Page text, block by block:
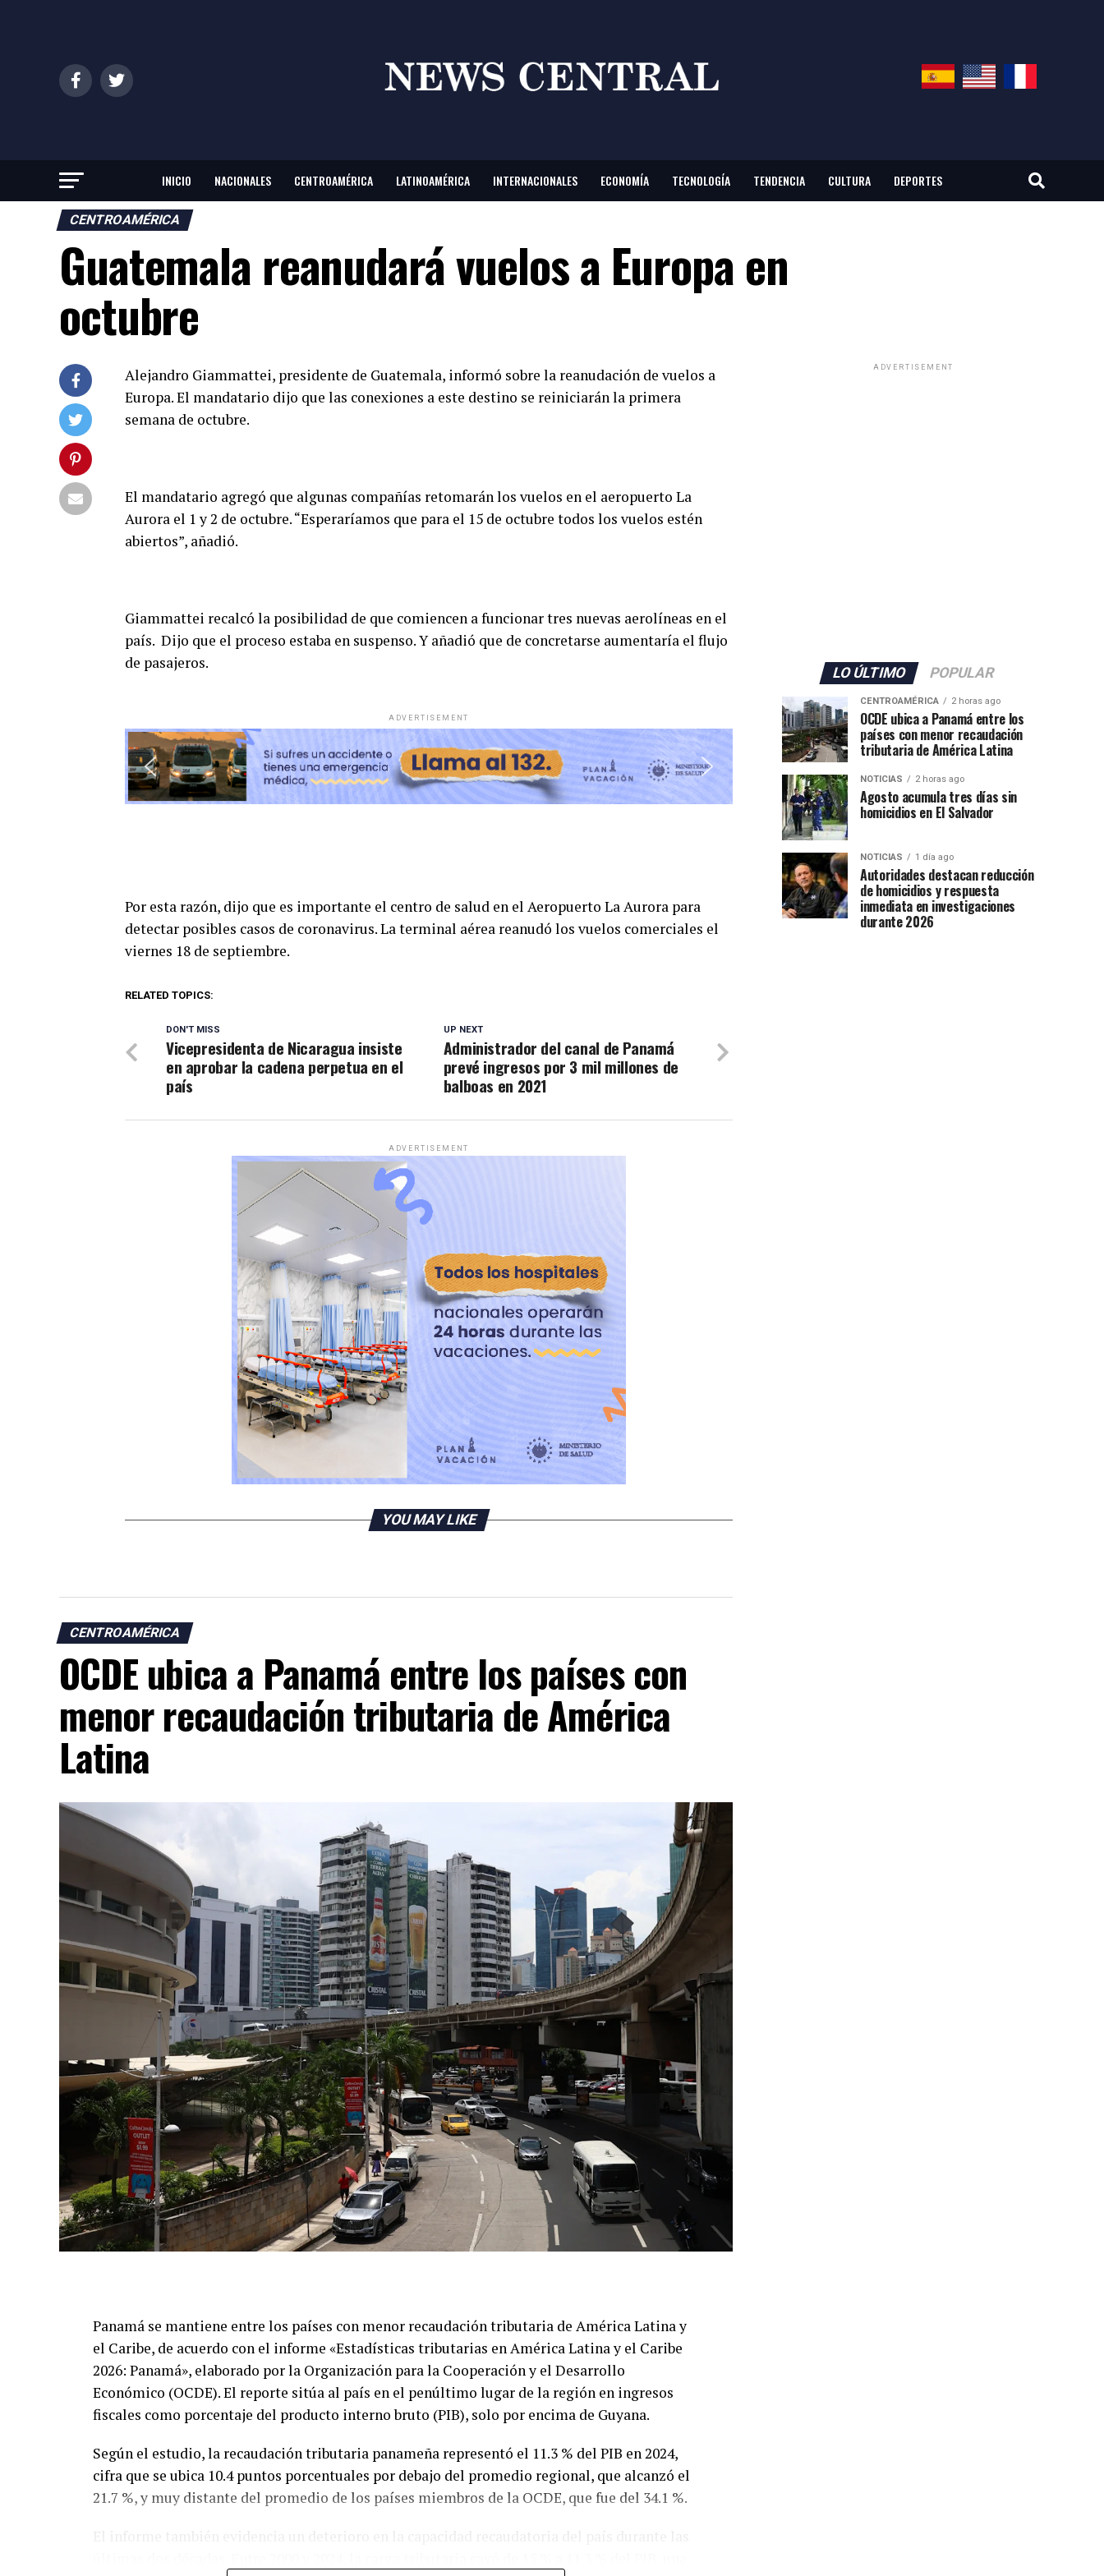
INICIO NACIONALES CENTROAMÉRICA LATINOAMÉRICA INTERNACIONALES ECONOMÍA TECNOLOGÍA TENDENCIA CULTURA DEPORTES
CENTROAMÉRICA
Guatemala reanudará vuelos a Europa en
octubre
Alejandro Giammattei, presidente de Guatemala, informó sobre la reanudación de vuelos a
Europa. El mandatario dijo que las conexiones a este destino se reiniciarán la primera
semana de octubre.
El mandatario agregó que algunas compañías retomarán los vuelos en el aeropuerto La
Aurora el 1 y 2 de octubre. “Esperaríamos que para el 15 de octubre todos los vuelos estén
abiertos”, añadió.
Giammattei recalcó la posibilidad de que comiencen a funcionar tres nuevas aerolíneas en el
país. Dijo que el proceso estaba en suspenso. Y añadió que de concretarse aumentaría el flujo
de pasajeros.
ADVERTISEMENT
Por esta razón, dijo que es importante el centro de salud en el Aeropuerto La Aurora para
detectar posibles casos de coronavirus. La terminal aérea reanudó los vuelos comerciales el
viernes 18 de septiembre.
RELATED TOPICS:
UP NEXT
Administrador del canal de Panamá
prevé ingresos por 3 mil millones de
balboas en 2021
DON'T MISS
Vicepresidenta de Nicaragua insiste
en aprobar la cadena perpetua en el
país
ADVERTISEMENT
YOU MAY LIKE
CENTROAMÉRICA
OCDE ubica a Panamá entre los países con
menor recaudación tributaria de América
Latina
Panamá se mantiene entre los países con menor recaudación tributaria de América Latina y
el Caribe, de acuerdo con el informe «Estadísticas tributarias en América Latina y el Caribe
2026: Panamá», elaborado por la Organización para la Cooperación y el Desarrollo
Económico (OCDE). El reporte sitúa al país en el penúltimo lugar de la región en ingresos
fiscales como porcentaje del producto interno bruto (PIB), solo por encima de Guyana.
Según el estudio, la recaudación tributaria panameña representó el 11.3 % del PIB en 2024,
cifra que se ubica 10.4 puntos porcentuales por debajo del promedio regional, que alcanzó el
21.7 %, y muy distante del promedio de los países miembros de la OCDE, que fue del 34.1 %.
ADVERTISEMENT
LO ÚLTIMO POPULAR
CENTROAMÉRICA 2 horas ago
OCDE ubica a Panamá entre los
países con menor recaudación
tributaria de América Latina
NOTICIAS 2 horas ago
Agosto acumula tres días sin
homicidios en El Salvador
NOTICIAS 1 día ago
Autoridades destacan reducción
de homicidios y respuesta
inmediata en investigaciones
durante 2026